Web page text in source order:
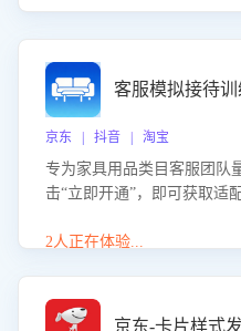
客服模拟接待
京东 | 抖音 | 淘宝
专为家具用品类目客服团队
击“立即开通”，即可获取适
能、尺寸参数咨询等高频场
2人正在体验...